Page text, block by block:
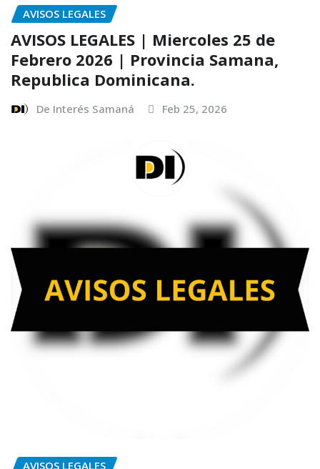
AVISOS LEGALES
AVISOS LEGALES | Miercoles 25 de
Febrero 2026 | Provincia Samana,
Republica Dominicana.
De Interés Samaná Feb 25, 2026
AVISOS LEGALES